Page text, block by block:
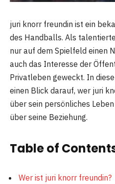
juri knorr freundin ist ein
des Handballs. Als
nur auf dem Spielfeld einen
auch das Interesse der
Privatleben geweckt. In
einen Blick darauf, wer juri
über sein persönliches
über seine Beziehung.
Table of
Wer ist juri knorr freundin?